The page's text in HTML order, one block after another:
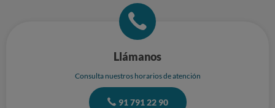
Llámanos
Consulta nuestros horarios de atención
91 791 22 90